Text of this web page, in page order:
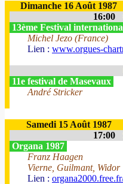
Dimanche 16 Août 1987
16:00
13ème Festival
Michel Jezo (France)
Lien : www.orgues-
11e festival de Masevaux
André Stricker
Samedi 15 Août 1987
17:00
Organa 1987
Franz Haagen
Vierne, Guilmant, Widor
Lien :